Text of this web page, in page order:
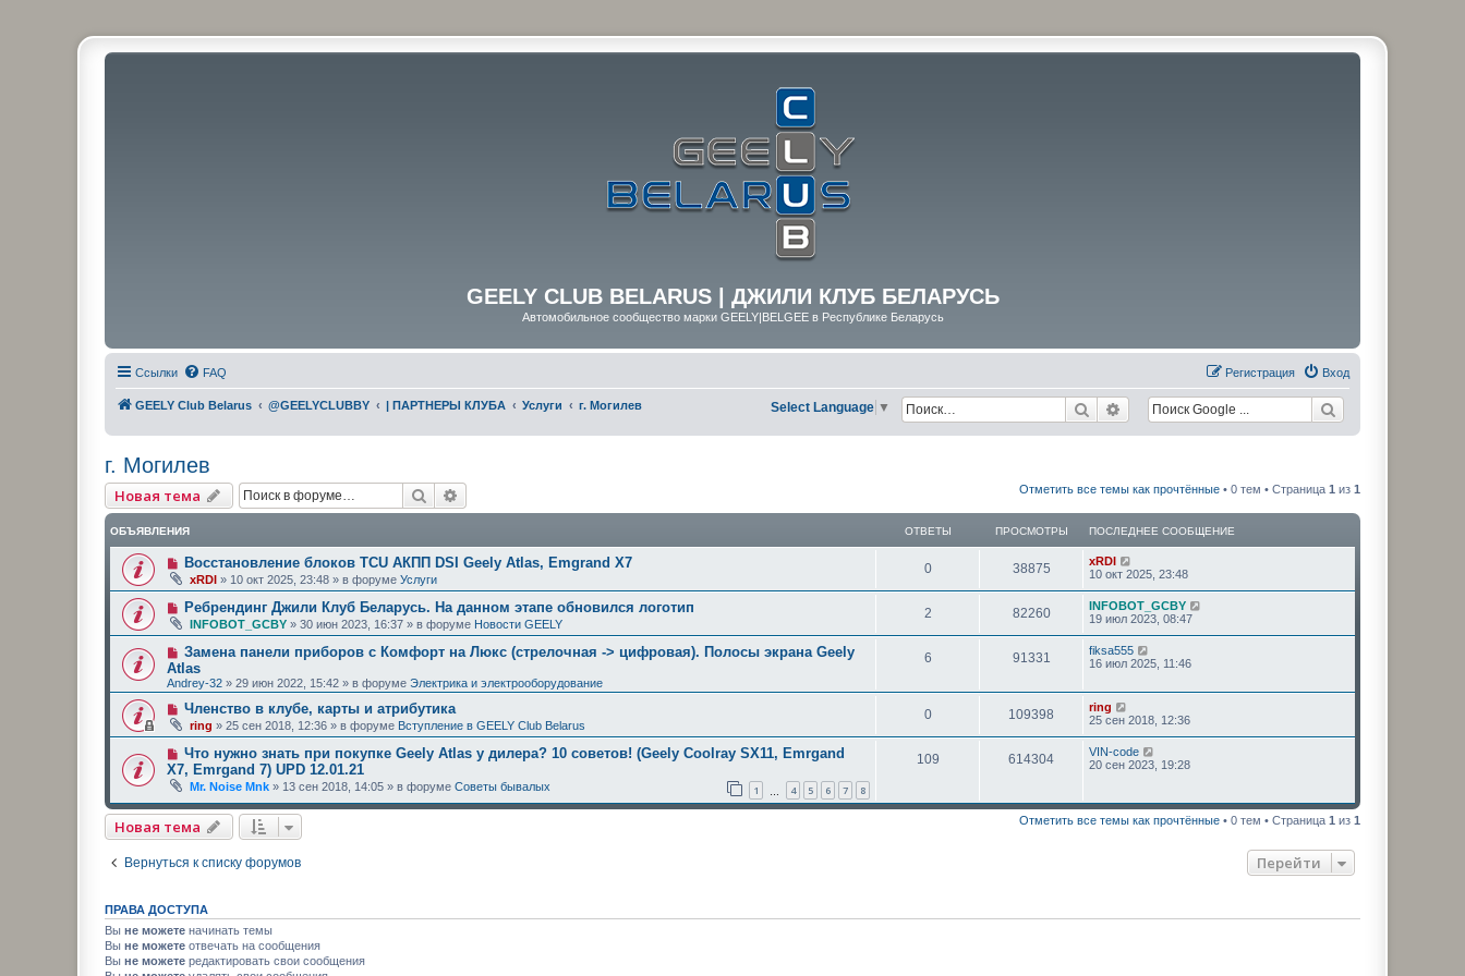
GEELY CLUB BELARUS | ДЖИЛИ КЛУБ БЕЛАРУСЬ
Автомобильное сообщество марки GEELY|BELGEE в Республике Беларусь
Ссылки FAQ Вход
Регистрация
GEELY Club Belarus @GEELYCLUBBY | ПАРТНЕРЫ КЛУБА Услуги г. Могилев Поиск Расширенный поиск
Select Language ▼
г. Могилев
Новая тема Поиск Отметить все темы как прочтённые • 0 тем • Страница 1 из 1
ОБЪЯВЛЕНИЯ ОТВЕТЫ ПРОСМОТРЫ ПОСЛЕДНЕЕ СООБЩЕНИЕ
Восстановление блоков TCU АКПП DSI Geely Atlas, Emgrand X7
xRDI » 10 окт 2025, 23:48 » в форуме Услуги
0 38875
xRDI
10 окт 2025, 23:48
Ребрендинг Джили Клуб Беларусь. На данном этапе обновился логотип
INFOBOT_GCBY » 30 июн 2023, 16:37 » в форуме Новости GEELY
2 82260
INFOBOT_GCBY
19 июл 2023, 08:47
Замена панели приборов с Комфорт на Люкс (стрелочная -> цифровая). Полосы экрана Geely
Atlas
Andrey-32 » 29 июн 2022, 15:42 » в форуме Электрика и электрооборудование
6 91331
fiksa555
16 июл 2025, 11:46
Членство в клубе, карты и атрибутика
ring » 25 сен 2018, 12:36 » в форуме Вступление в GEELY Club Belarus
0 109398
ring
25 сен 2018, 12:36
Что нужно знать при покупке Geely Atlas у дилера? 10 советов! (Geely Coolray SX11, Emrgand
X7, Emrgand 7) UPD 12.01.21
Mr. Noise Mnk » 13 сен 2018, 14:05 » в форуме Советы бывалых 1 4 5 6 7 8
109 614304
VIN-code
20 сен 2023, 19:28
Новая тема Отметить все темы как прочтённые • 0 тем • Страница 1 из 1
Вернуться к списку форумов Перейти
ПРАВА ДОСТУПА
Вы не можете начинать темы
Вы не можете отвечать на сообщения
Вы не можете редактировать свои сообщения